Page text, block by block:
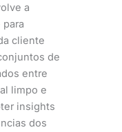
a
cliente
de
entre
limpo e
insights
dos